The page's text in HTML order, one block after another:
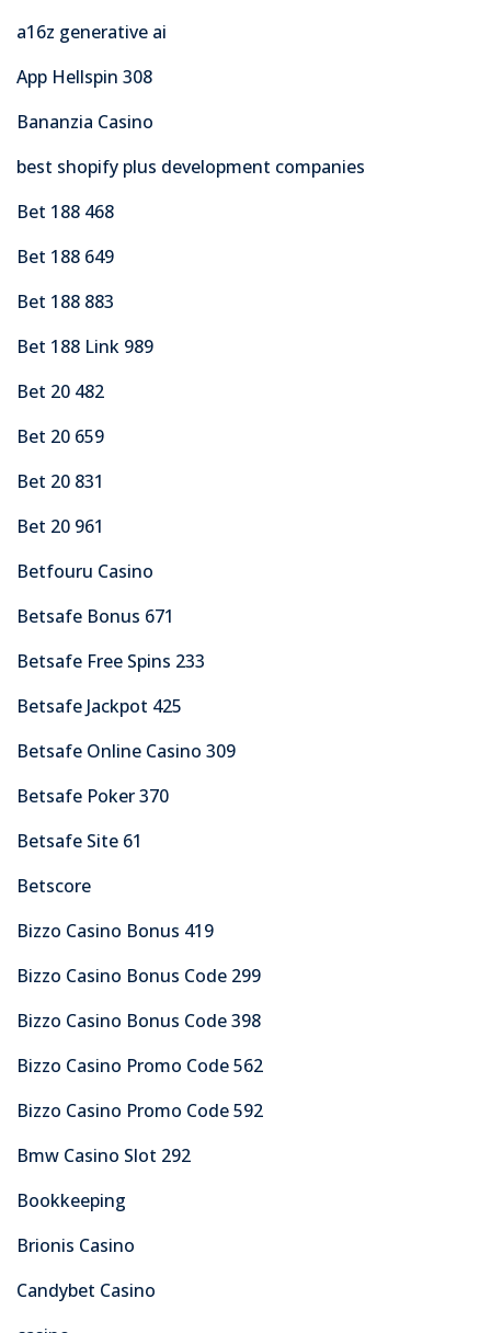
a16z generative ai
App Hellspin 308
Bananzia Casino
best shopify plus development companies
Bet 188 468
Bet 188 649
Bet 188 883
Bet 188 Link 989
Bet 20 482
Bet 20 659
Bet 20 831
Bet 20 961
Betfouru Casino
Betsafe Bonus 671
Betsafe Free Spins 233
Betsafe Jackpot 425
Betsafe Online Casino 309
Betsafe Poker 370
Betsafe Site 61
Betscore
Bizzo Casino Bonus 419
Bizzo Casino Bonus Code 299
Bizzo Casino Bonus Code 398
Bizzo Casino Promo Code 562
Bizzo Casino Promo Code 592
Bmw Casino Slot 292
Bookkeeping
Brionis Casino
Candybet Casino